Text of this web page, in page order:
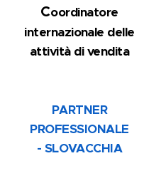
Coordinatore
internazionale delle
attività di vendita
PARTNER
PROFESSIONALE
- SLOVACCHIA